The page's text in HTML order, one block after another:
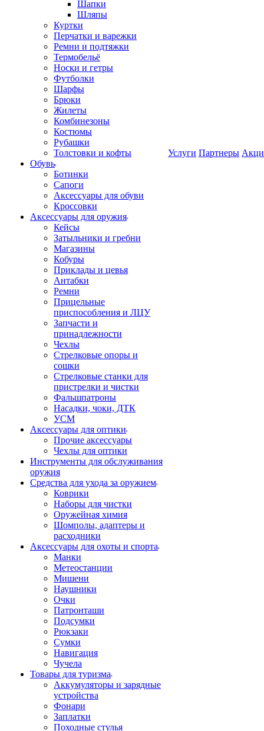
Шапки
Шляпы
Куртки
Перчатки и варежки
Ремни и подтяжки
Термобельё
Носки и гетры
Футболки
Шарфы
Брюки
Жилеты
Комбинезоны
Костюмы
Рубашки
Толстовки и кофты
Обувь
Ботинки
Сапоги
Аксессуары для обуви
Кроссовки
Аксессуары для оружия
Кейсы
Затыльники и гребни
Магазины
Кобуры
Приклады и цевья
Антабки
Ремни
Прицельные
приспособления и ЛЦУ
Запчасти и
принадлежности
Чехлы
Стрелковые опоры и
сошки
Стрелковые станки для
пристрелки и чистки
Фальшпатроны
Насадки, чоки, ДТК
УСМ
Аксессуары для оптики
Прочие аксессуары
Чехлы для оптики
Инструменты для обслуживания
оружия
Средства для ухода за оружием
Коврики
Наборы для чистки
Оружейная химия
Шомполы, адаптеры и
расходники
Аксессуары для охоты и спорта
Манки
Метеостанции
Мишени
Наушники
Очки
Патронташи
Подсумки
Рюкзаки
Сумки
Навигация
Чучела
Товары для туризма
Аккумуляторы и зарядные
устройства
Фонари
Заплатки
Походные стулья
Услуги Партнеры